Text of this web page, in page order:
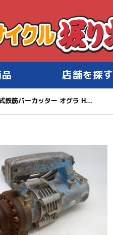
店舗を探す
電動油圧式鉄筋バーカッター オグラ HBC-19 切断確認品